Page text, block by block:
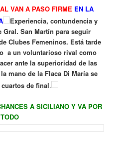
VAN A PASO FIRME EN LA
Experiencia, contundencia y
Gral. San Martín para seguir
Clubes Femeninos. Está tarde
a un voluntarioso rival como
ante la superioridad de las
mano de la Flaca Di María se
de final.
A SICILIANO Y VA POR
TODO